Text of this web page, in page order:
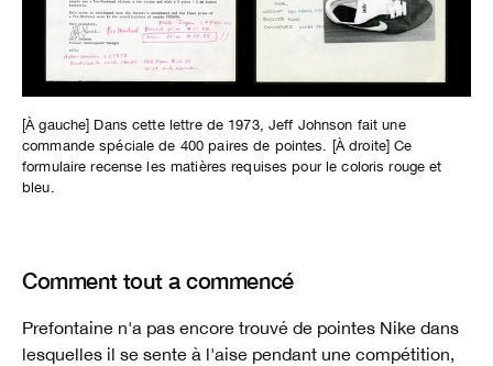
[À gauche] Dans cette lettre de 1973, Jeff Johnson fait une
commande spéciale de 400 paires de pointes. [À droite] Ce
formulaire recense les matières requises pour le coloris rouge et
bleu.
Comment tout a commencé
Prefontaine n'a pas encore trouvé de pointes Nike dans
lesquelles il se sente à l'aise pendant une compétition,